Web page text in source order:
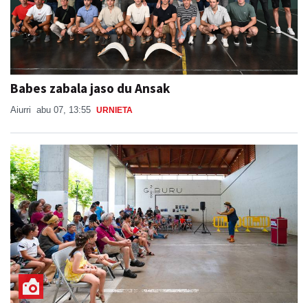
Babes zabala jaso du Ansak
Aiurri abu 07, 13:55 URNIETA